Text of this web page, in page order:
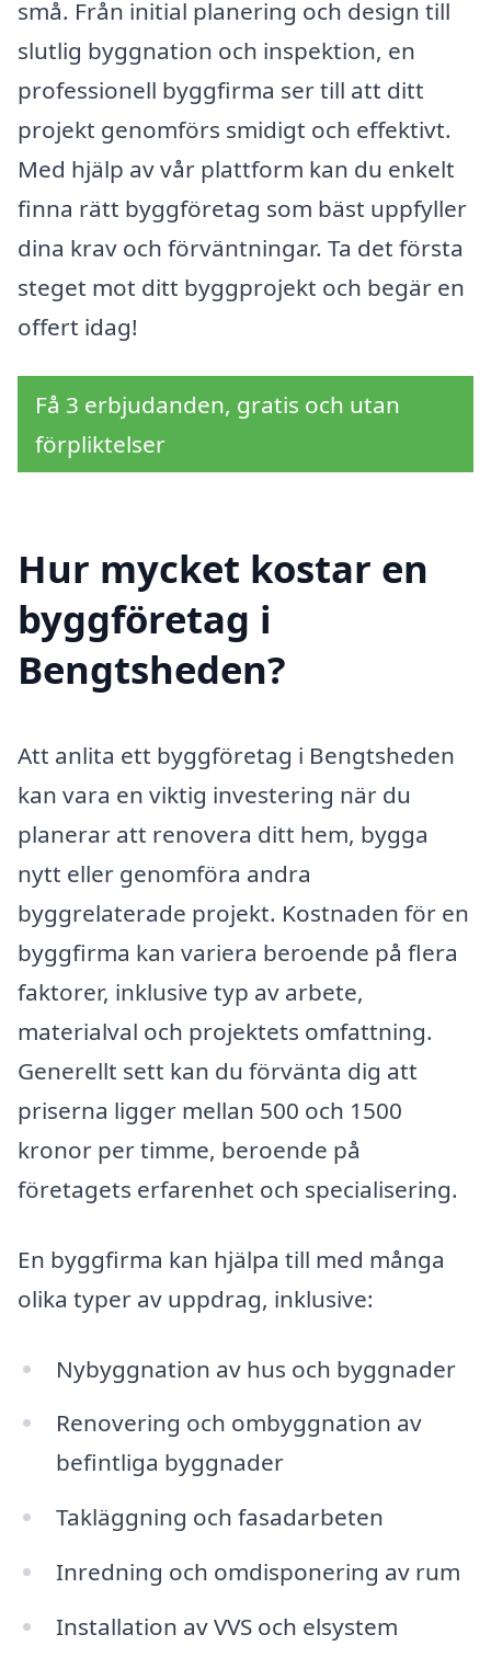
små. Från initial planering och design till
slutlig byggnation och inspektion, en
professionell byggfirma ser till att ditt
projekt genomförs smidigt och effektivt.
Med hjälp av vår plattform kan du enkelt
finna rätt byggföretag som bäst uppfyller
dina krav och förväntningar. Ta det första
steget mot ditt byggprojekt och begär en
offert idag!
Få 3 erbjudanden, gratis och utan
förpliktelser
Hur mycket kostar en
byggföretag i
Bengtsheden?
Att anlita ett byggföretag i Bengtsheden
kan vara en viktig investering när du
planerar att renovera ditt hem, bygga
nytt eller genomföra andra
byggrelaterade projekt. Kostnaden för en
byggfirma kan variera beroende på flera
faktorer, inklusive typ av arbete,
materialval och projektets omfattning.
Generellt sett kan du förvänta dig att
priserna ligger mellan 500 och 1500
kronor per timme, beroende på
företagets erfarenhet och specialisering.
En byggfirma kan hjälpa till med många
olika typer av uppdrag, inklusive:
Nybyggnation av hus och byggnader
Renovering och ombyggnation av
befintliga byggnader
Takläggning och fasadarbeten
Inredning och omdisponering av rum
Installation av VVS och elsystem